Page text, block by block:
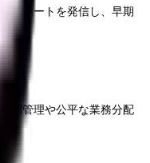
アラートを発信し、早期
間管理や公平な業務分配